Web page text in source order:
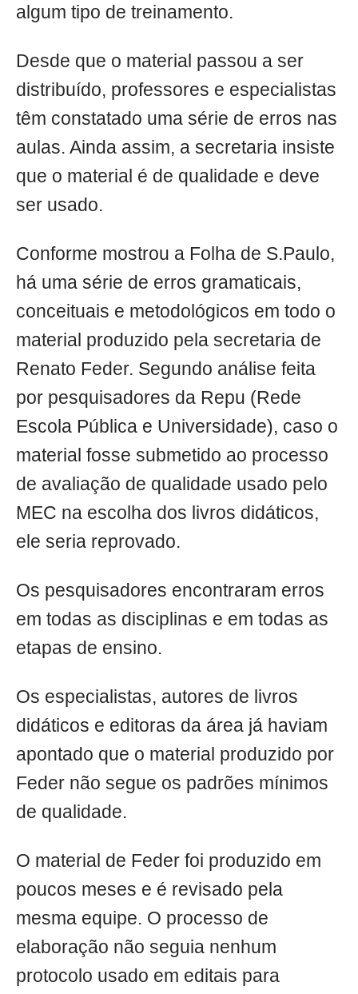
algum tipo de treinamento.
Desde que o material passou a ser
distribuído, professores e especialistas
têm constatado uma série de erros nas
aulas. Ainda assim, a secretaria insiste
que o material é de qualidade e deve
ser usado.
Conforme mostrou a Folha de S.Paulo,
há uma série de erros gramaticais,
conceituais e metodológicos em todo o
material produzido pela secretaria de
Renato Feder. Segundo análise feita
por pesquisadores da Repu (Rede
Escola Pública e Universidade), caso o
material fosse submetido ao processo
de avaliação de qualidade usado pelo
MEC na escolha dos livros didáticos,
ele seria reprovado.
Os pesquisadores encontraram erros
em todas as disciplinas e em todas as
etapas de ensino.
Os especialistas, autores de livros
didáticos e editoras da área já haviam
apontado que o material produzido por
Feder não segue os padrões mínimos
de qualidade.
O material de Feder foi produzido em
poucos meses e é revisado pela
mesma equipe. O processo de
elaboração não seguia nenhum
protocolo usado em editais para